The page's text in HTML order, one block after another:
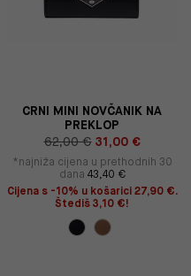
CRNI MINI NOVČANIK NA
PREKLOP
62,00 € 31,00 €
*najniža cijena u prethodnih 30
dana 43,40 €
Cijena s -10% u košarici 27,90 €.
Štediš 3,10 €!